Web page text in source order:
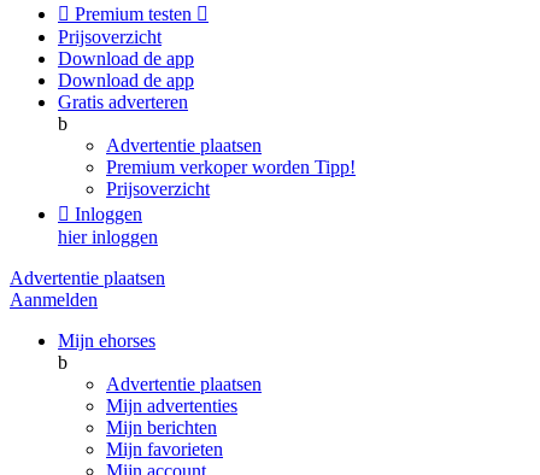
 Premium testen 
Prijsoverzicht
Download de app
Download de app
Gratis adverteren
b
Advertentie plaatsen
Premium verkoper worden Tipp!
Prijsoverzicht
 Inloggen
hier inloggen
Advertentie plaatsen
Aanmelden
Mijn ehorses
b
Advertentie plaatsen
Mijn advertenties
Mijn berichten
Mijn favorieten
Mijn account